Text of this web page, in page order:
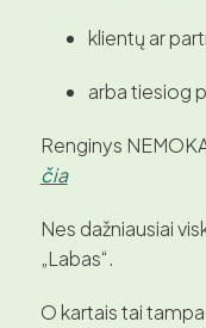
klientų ar
arba tiesiog
Renginys
čia
Nes dažniausiai
„Labas“.
O kartais tai